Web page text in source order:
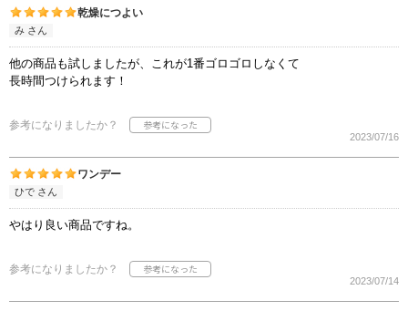
乾燥につよい
み さん
他の商品も試しましたが、これが1番ゴロゴロしなくて
長時間つけられます！
参考になりましたか？
2023/07/16
ワンデー
ひで さん
やはり良い商品ですね。
参考になりましたか？
2023/07/14